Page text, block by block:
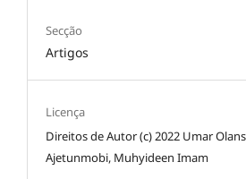
Secção
Artigos
Licença
Direitos de Autor (c) 2022 Umar
Ajetunmobi, Muhyideen Imam